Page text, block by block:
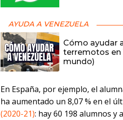
AYUDA A VENEZUELA
Cómo ayudar
terremotos en
mundo)
En España, por ejemplo, el
ha aumentado un 8,07 % en el
(2020-21): hay 60 198 alumnos y